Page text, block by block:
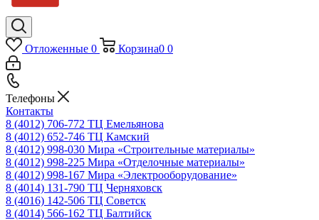
Отложенные 0 Корзина0 0
Телефоны
Контакты
8 (4012) 706-772 ТЦ Емельянова
8 (4012) 652-746 ТЦ Камский
8 (4012) 998-030 Мира «Строительные материалы»
8 (4012) 998-225 Мира «Отделочные материалы»
8 (4012) 998-167 Мира «Электрооборудование»
8 (4014) 131-790 ТЦ Черняховск
8 (4016) 142-506 ТЦ Советск
8 (4014) 566-162 ТЦ Балтийск